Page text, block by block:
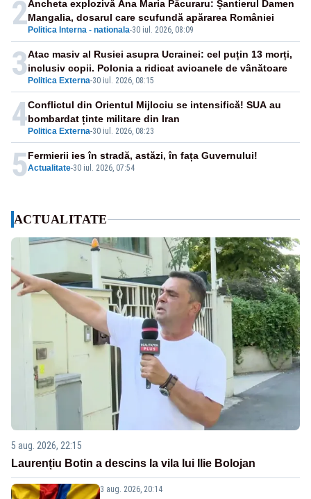
2 Politica Interna - nationala-30 iul. 2026, 08:09
Ancheta explozivă Ana Maria Păcuraru: Șantierul Damen
Mangalia, dosarul care scufundă apărarea României
3 Politica Externa-30 iul. 2026, 08:15
Atac masiv al Rusiei asupra Ucrainei: cel puțin 13 morți,
inclusiv copii. Polonia a ridicat avioanele de vânătoare
4 Politica Externa-30 iul. 2026, 08:23
Conflictul din Orientul Mijlociu se intensifică! SUA au
bombardat ținte militare din Iran
5Actualitate-30 iul. 2026, 07:54
Fermierii ies în stradă, astăzi, în fața Guvernului!
ACTUALITATE
5 aug. 2026, 22:15
Laurențiu Botin a descins la vila lui Ilie Bolojan
3 aug. 2026, 20:14